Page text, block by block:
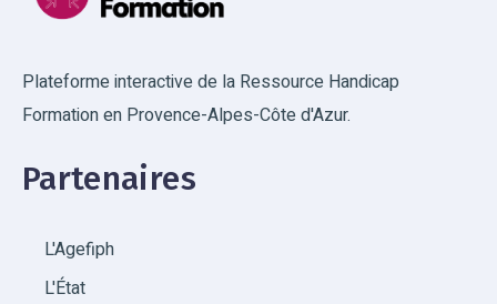
Plateforme interactive de la Ressource Handicap
Formation en Provence-Alpes-Côte d'Azur.
Partenaires
L'Agefiph
L'État